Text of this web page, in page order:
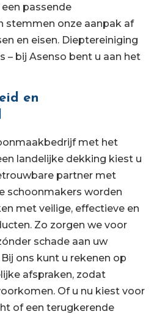
passende
stemmen onze aanpak af
en eisen. Dieptereiniging
– bij Asenso bent u aan het
en
met het
landelijke dekking kiest u
partner met
schoonmakers worden
met veilige, effectieve en
Zo zorgen we voor
schade aan uw
ons kunt u rekenen op
afspraken, zodat
Of u nu kiest voor
of een terugkerende